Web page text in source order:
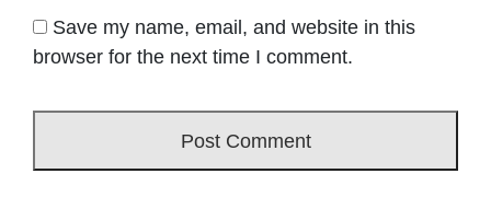
Save my name, email, and website in this
browser for the next time I comment.